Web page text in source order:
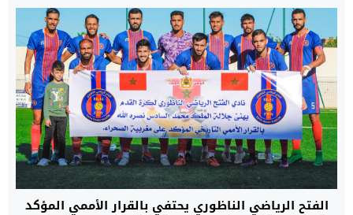
الفتح الرياضي الناظوري يحتفي بالقرار الأممي المؤكد